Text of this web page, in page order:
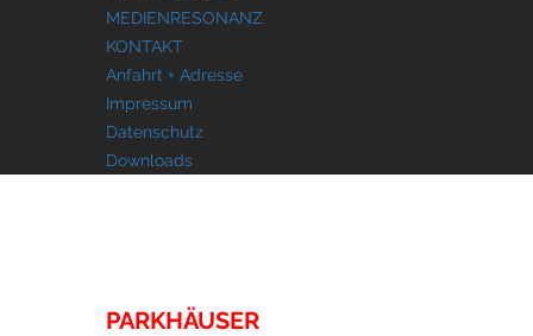
MEDIENRESONANZ
KONTAKT
Anfahrt + Adresse
Impressum
Datenschutz
Downloads
PARKHÄUSER